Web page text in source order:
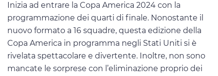
Inizia ad entrare la Copa America 2024 con la
programmazione dei quarti di finale. Nonostante il
nuovo formato a 16 squadre, questa edizione della
Copa America in programma negli Stati Uniti si è
rivelata spettacolare e divertente. Inoltre, non sono
mancate le sorprese con l’eliminazione proprio dei